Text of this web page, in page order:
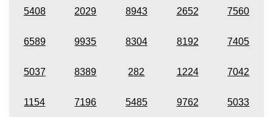
5408 2029 8943 2652 7560
6589 9935 8304 8192 7405
5037 8389 282 1224 7042
1154 7196 5485 9762 5033